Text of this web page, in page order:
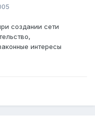
создании сети
интересы